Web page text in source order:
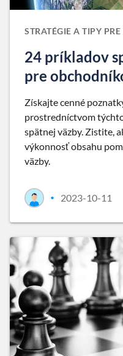
STRATÉGIE A TIPY
24 príkladov
pre
Získajte cenné
prostredníctvom
spätnej väzby. Zistite,
výkonnosť obsahu
väzby.
• 2023-10-11